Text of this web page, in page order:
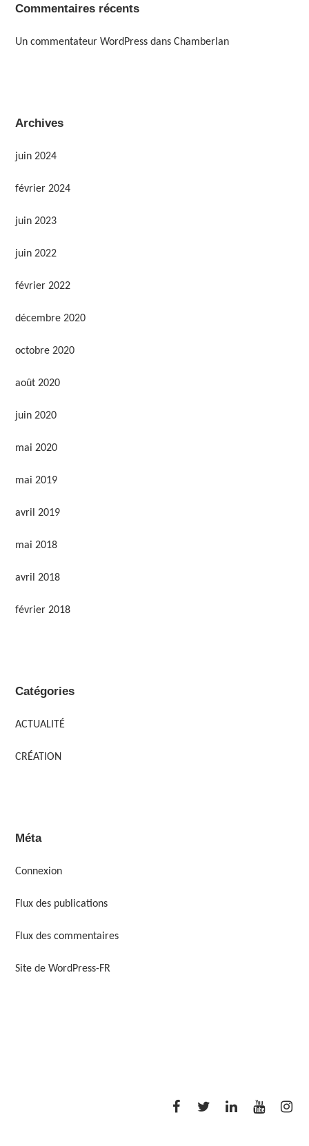
Commentaires récents
Un commentateur WordPress dans Chamberlan
Archives
juin 2024
février 2024
juin 2023
juin 2022
février 2022
décembre 2020
octobre 2020
août 2020
juin 2020
mai 2020
mai 2019
avril 2019
mai 2018
avril 2018
février 2018
Catégories
ACTUALITÉ
CRÉATION
Méta
Connexion
Flux des publications
Flux des commentaires
Site de WordPress-FR